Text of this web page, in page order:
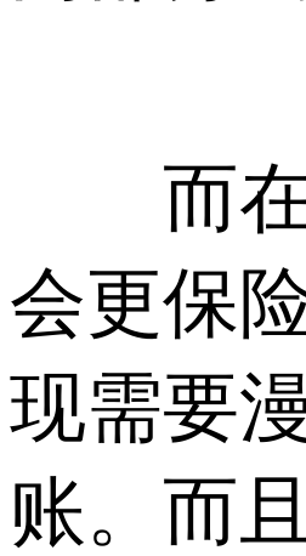
而在
会更保
现需要
账。而